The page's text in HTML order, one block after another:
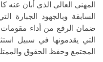
المهني العالي الذي أبان عنه
السابقة وبالجهود الجبارة
ضمان الرفع من أداء مقومات
التي يقدمونها في سبيل
المجتمع وحفظ الحقوق